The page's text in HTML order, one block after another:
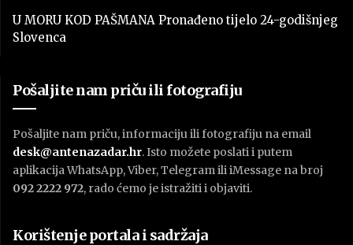
U MORU KOD PAŠMANA Pronađeno tijelo 24-godišnjeg
Slovenca
Pošaljite nam priču ili fotografiju
Pošaljite nam priču, informaciju ili fotografiju na email
desk@antenazadar.hr. Isto možete poslati i putem
aplikacija WhatsApp, Viber, Telegram ili iMessage na broj
092 2222 972, rado ćemo je istražiti i objaviti.
Korištenje portala i sadržaja